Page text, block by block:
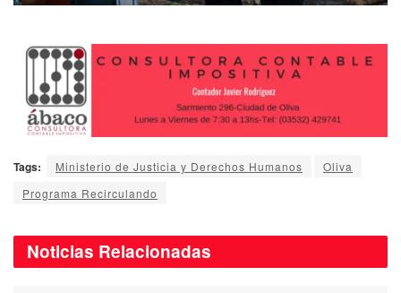
Tags: Ministerio de Justicia y Derechos Humanos
Oliva
Programa Recirculando
Noticias Relacionadas